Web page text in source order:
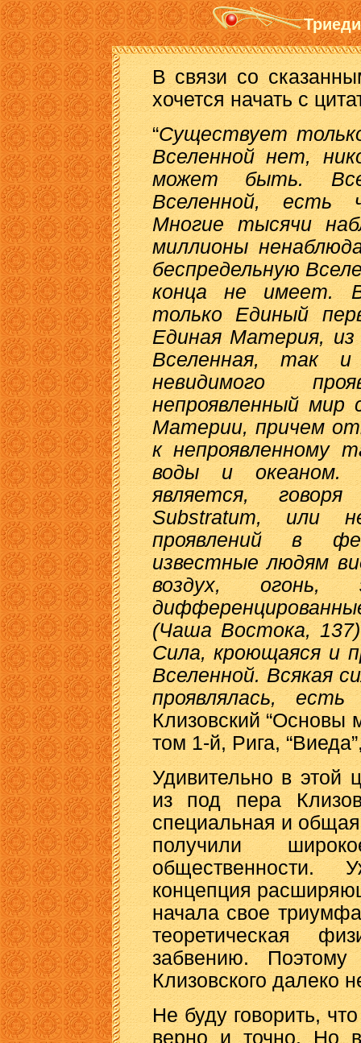
В связи со
хочется начать с
“Существует
Вселенной нет,
может быть.
Вселенной, есть
Многие тысячи
миллионы
беспредельную
конца не имеет.
только Единый
Единая Материя,
Вселенная, так
невидимого
непроявленный
Материи, причем
к непроявленному
воды и океаном.
является,
Substratum, или
проявлений в
известные людям
воздух,
(Чаша Востока,
Сила, кроющаяся и
Вселенной. Всякая
проявлялась,
Клизовский “Основы
том 1-й, Рига,
Удивительно в этой
из под пера
специальная и
получили
концепция
начала свое
теоретическая
забвению.
Клизовского далеко
Не буду говорить,
верно и точно. Но